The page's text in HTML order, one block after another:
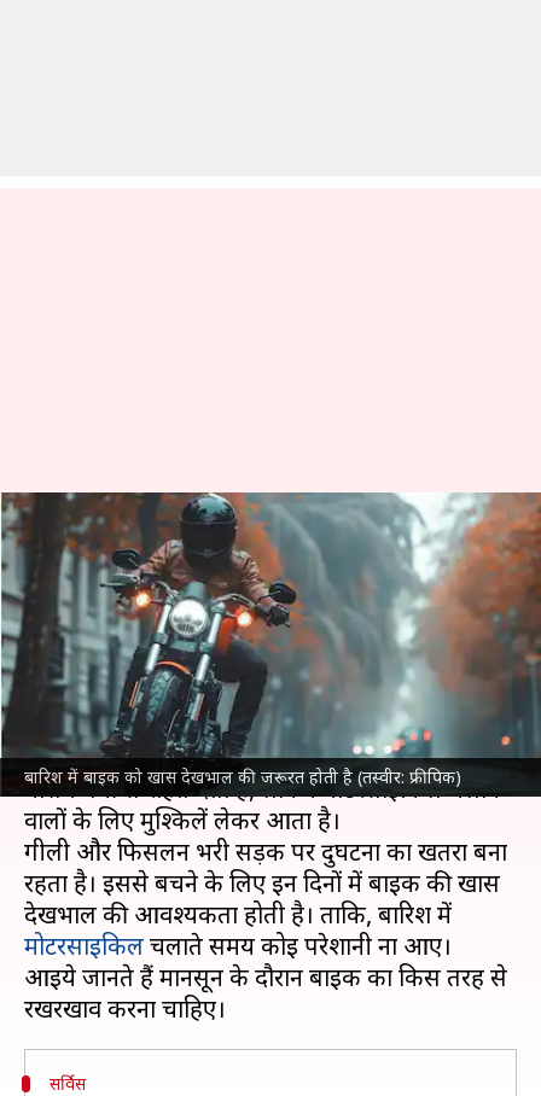
बारिश में बाइक को खास देखभाल की जरूरत होती है (तस्वीर: फ्रीपिक)
मानसून में बाइक की ऐसे करें
देखभाल, कभी नहीं आएगी चलाने में
परेशानी
लेखन दिनेश चंद शर्मा Jun 29, 2024 05:55 pm
क्या है खबर?
देश के कई इलाकों मेंमानसूनदस्तक दे चुका है। यह
मौसम गर्मी से राहत देता है, लेकिन मोटरसाइकिल चलाने
वालों के लिए मुश्किलें लेकर आता है।
गीली और फिसलन भरी सड़क पर दुर्घटना का खतरा बना
रहता है। इससे बचने के लिए इन दिनों में बाइक की खास
देखभाल की आवश्यकता होती है। ताकि, बारिश में
मोटरसाइकिलचलाते समय कोई परेशानी ना आए।
आइये जानते हैं मानसून के दौरान बाइक का किस तरह से
सर्विस